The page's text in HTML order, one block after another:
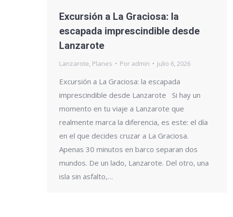
Excursión a La Graciosa: la
escapada imprescindible desde
Lanzarote
Lanzarote, Planes Por admin julio 6, 2026
Excursión a La Graciosa: la escapada
imprescindible desde Lanzarote Si hay un
momento en tu viaje a Lanzarote que
realmente marca la diferencia, es este: el día
en el que decides cruzar a La Graciosa.
Apenas 30 minutos en barco separan dos
mundos. De un lado, Lanzarote. Del otro, una
isla sin asfalto,…